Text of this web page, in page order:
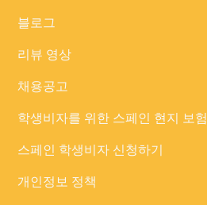
블로그
리뷰 영상
채용공고
학생비자를 위한 스페인 현지 보험
스페인 학생비자 신청하기
개인정보 정책